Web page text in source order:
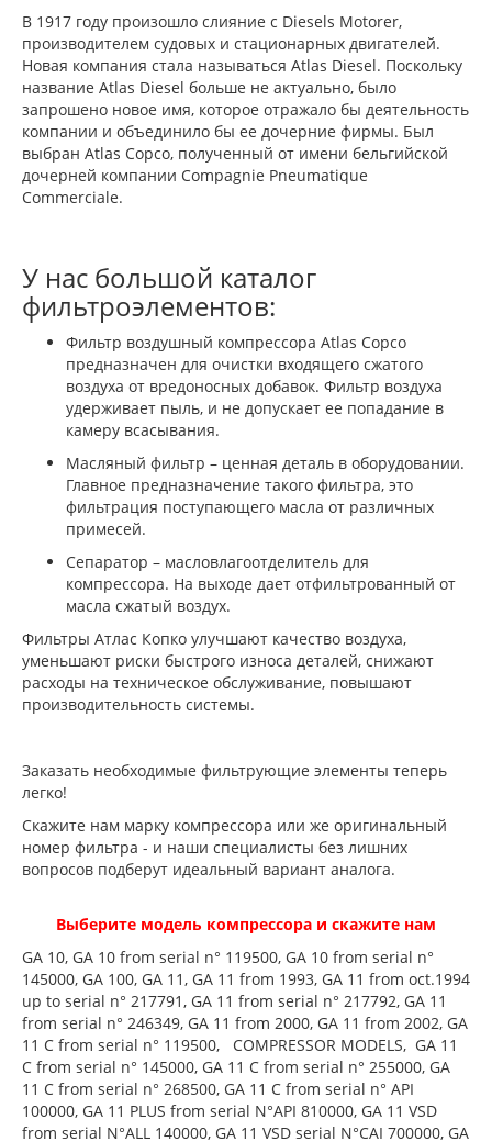
В 1917 году произошло слияние с Diesels Motorer,
производителем судовых и стационарных двигателей.
Новая компания стала называться Atlas Diesel. Поскольку
название Atlas Diesel больше не актуально, было
запрошено новое имя, которое отражало бы деятельность
компании и объединило бы ее дочерние фирмы. Был
выбран Atlas Copco, полученный от имени бельгийской
дочерней компании Compagnie Pneumatique
Commerciale.
У нас большой каталог
фильтроэлементов:
Фильтр воздушный компрессора Atlas Copco
предназначен для очистки входящего сжатого
воздуха от вредоносных добавок. Фильтр воздуха
удерживает пыль, и не допускает ее попадание в
камеру всасывания.
Масляный фильтр – ценная деталь в оборудовании.
Главное предназначение такого фильтра, это
фильтрация поступающего масла от различных
примесей.
Сепаратор – масловлагоотделитель для
компрессора. На выходе дает отфильтрованный от
масла сжатый воздух.
Фильтры Атлас Копко улучшают качество воздуха,
уменьшают риски быстрого износа деталей, снижают
расходы на техническое обслуживание, повышают
производительность системы.
Заказать необходимые фильтрующие элементы теперь
легко!
Скажите нам марку компрессора или же оригинальный
номер фильтра - и наши специалисты без лишних
вопросов подберут идеальный вариант аналога.
Выберите модель компрессора и скажите нам
GA 10, GA 10 from serial n° 119500, GA 10 from serial n°
145000, GA 100, GA 11, GA 11 from 1993, GA 11 from oct.1994
up to serial n° 217791, GA 11 from serial n° 217792, GA 11
from serial n° 246349, GA 11 from 2000, GA 11 from 2002, GA
11 C from serial n° 119500, COMPRESSOR MODELS, GA 11
C from serial n° 145000, GA 11 C from serial n° 255000, GA
11 C from serial n° 268500, GA 11 C from serial n° API
100000, GA 11 PLUS from serial N°API 810000, GA 11 VSD
from serial N°ALL 140000, GA 11 VSD serial N°CAI 700000, GA